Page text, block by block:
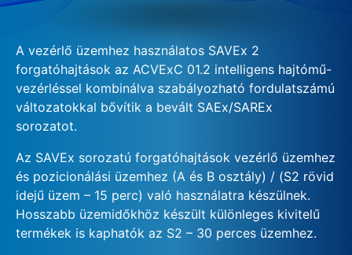
A vezérlő üzemhez használatos SAVEx 2
forgatóhajtások az ACVExC 01.2 intelligens hajtómű-
vezérléssel kombinálva szabályozható fordulatszámú
változatokkal bővítik a bevált SAEx/SAREx
sorozatot.
Az SAVEx sorozatú forgatóhajtások vezérlő üzemhez
és pozicionálási üzemhez (A és B osztály) / (S2 rövid
idejű üzem – 15 perc) való használatra készülnek.
Hosszabb üzemidőkhöz készült különleges kivitelű
termékek is kaphatók az S2 – 30 perces üzemhez.